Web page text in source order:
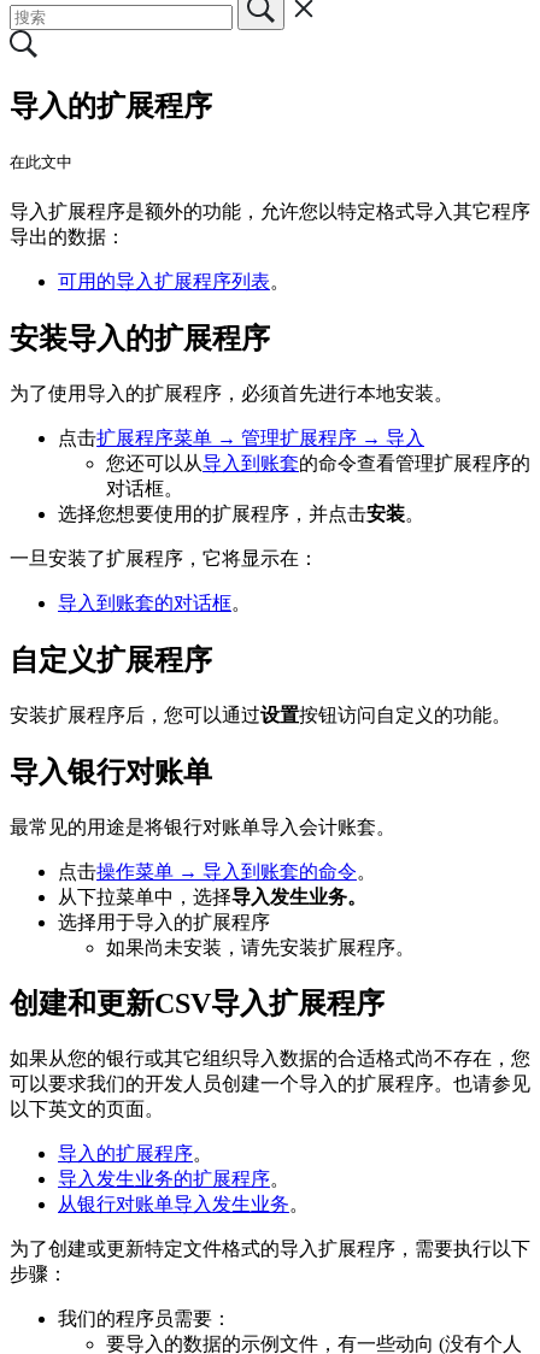
导入的扩展程序
在此文中
导入扩展程序是额外的功能，允许您以特定格式导入其它程序
导出的数据：
可用的导入扩展程序列表。
安装导入的扩展程序
为了使用导入的扩展程序，必须首先进行本地安装。
点击扩展程序菜单 → 管理扩展程序 → 导入
您还可以从导入到账套的命令查看管理扩展程序的
对话框。
选择您想要使用的扩展程序，并点击安装。
一旦安装了扩展程序，它将显示在：
导入到账套的对话框。
自定义扩展程序
安装扩展程序后，您可以通过设置按钮访问自定义的功能。
导入银行对账单
最常见的用途是将银行对账单导入会计账套。
点击操作菜单 → 导入到账套的命令。
从下拉菜单中，选择导入发生业务。
选择用于导入的扩展程序
如果尚未安装，请先安装扩展程序。
创建和更新CSV导入扩展程序
如果从您的银行或其它组织导入数据的合适格式尚不存在，您
可以要求我们的开发人员创建一个导入的扩展程序。也请参见
以下英文的页面。
导入的扩展程序。
导入发生业务的扩展程序。
从银行对账单导入发生业务。
为了创建或更新特定文件格式的导入扩展程序，需要执行以下
步骤：
我们的程序员需要：
要导入的数据的示例文件，有一些动向 (没有个人